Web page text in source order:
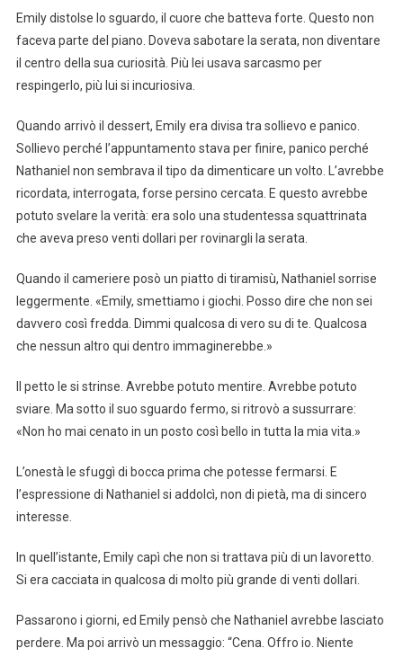
Emily distolse lo sguardo, il cuore che batteva forte. Questo non
faceva parte del piano. Doveva sabotare la serata, non diventare
il centro della sua curiosità. Più lei usava sarcasmo per
respingerlo, più lui si incuriosiva.
Quando arrivò il dessert, Emily era divisa tra sollievo e panico.
Sollievo perché l’appuntamento stava per finire, panico perché
Nathaniel non sembrava il tipo da dimenticare un volto. L’avrebbe
ricordata, interrogata, forse persino cercata. E questo avrebbe
potuto svelare la verità: era solo una studentessa squattrinata
che aveva preso venti dollari per rovinargli la serata.
Quando il cameriere posò un piatto di tiramisù, Nathaniel sorrise
leggermente. «Emily, smettiamo i giochi. Posso dire che non sei
davvero così fredda. Dimmi qualcosa di vero su di te. Qualcosa
che nessun altro qui dentro immaginerebbe.»
Il petto le si strinse. Avrebbe potuto mentire. Avrebbe potuto
sviare. Ma sotto il suo sguardo fermo, si ritrovò a sussurrare:
«Non ho mai cenato in un posto così bello in tutta la mia vita.»
L’onestà le sfuggì di bocca prima che potesse fermarsi. E
l’espressione di Nathaniel si addolcì, non di pietà, ma di sincero
interesse.
In quell’istante, Emily capì che non si trattava più di un lavoretto.
Si era cacciata in qualcosa di molto più grande di venti dollari.
Passarono i giorni, ed Emily pensò che Nathaniel avrebbe lasciato
perdere. Ma poi arrivò un messaggio: “Cena. Offro io. Niente